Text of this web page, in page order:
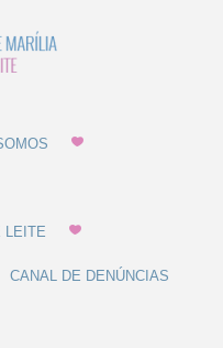
Estatuto
LEITE
CANAL DE DENÚNCIAS